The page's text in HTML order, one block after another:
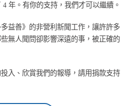
年。有你的支持，我們才可以繼續。
益善》的非營利新聞工作，讓許許多
無人聞問卻影響深遠的事，被正確的
入、欣賞我們的報導，請用捐款支持